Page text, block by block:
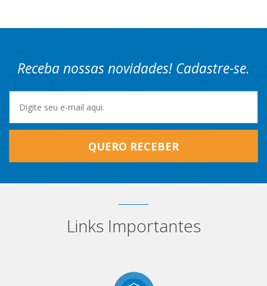
Receba nossas novidades! Cadastre-se.
QUERO RECEBER
Links Importantes